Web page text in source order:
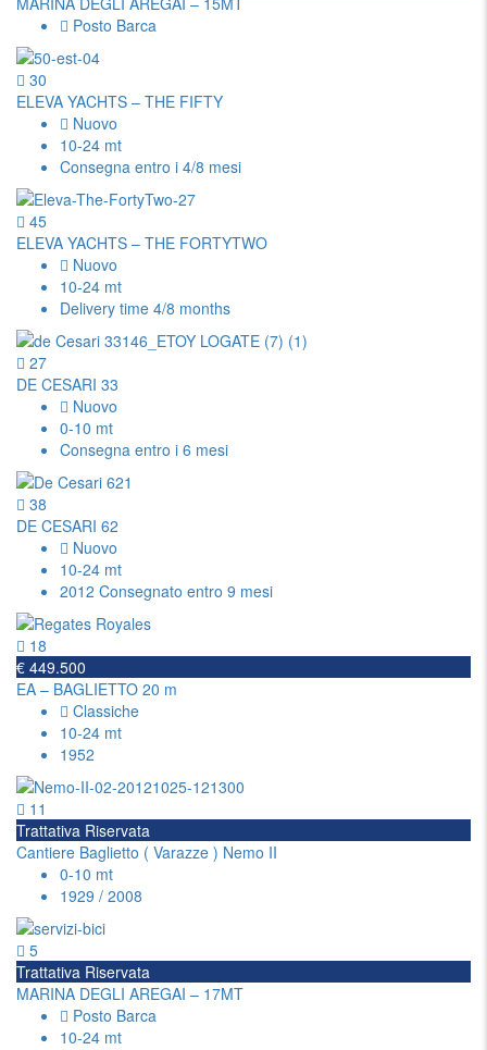
Posto Barca
30
ELEVA YACHTS – THE FIFTY
Nuovo
10-24 mt
Consegna entro i 4/8 mesi
45
ELEVA YACHTS – THE FORTYTWO
Nuovo
10-24 mt
Delivery time 4/8 months
27
DE CESARI 33
Nuovo
0-10 mt
Consegna entro i 6 mesi
38
DE CESARI 62
Nuovo
10-24 mt
2012 Consegnato entro 9 mesi
18
€ 449.500
EA – BAGLIETTO 20 m
Classiche
10-24 mt
1952
11
Trattativa Riservata
Cantiere Baglietto ( Varazze ) Nemo II
0-10 mt
1929 / 2008
5
Trattativa Riservata
MARINA DEGLI AREGAI – 17MT
Posto Barca
10-24 mt